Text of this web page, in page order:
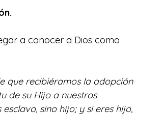
a conocer a Dios como
que recibiéramos la adopción
de su Hijo a nuestros
sino hijo; y si eres hijo,